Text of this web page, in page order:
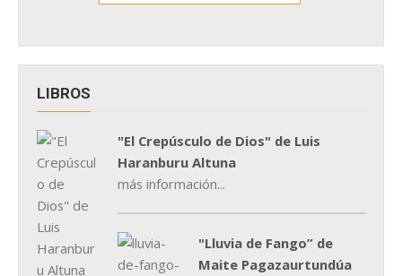
LIBROS
"El Crepúsculo de Dios" de Luis
Haranburu Altuna
más información...
"Lluvia de Fango” de
Maite Pagazaurtundúa